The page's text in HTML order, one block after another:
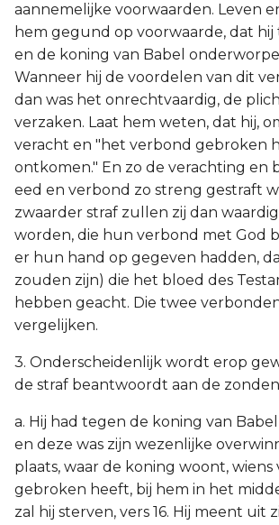
aannemelijke voorwaarden. Leven
hem gegund op voorwaarde, dat
en de koning van Babel
Wanneer hij de voordelen van dit
dan was het onrechtvaardig, de
verzaken. Laat hem weten, dat hij,
veracht en "het verbond gebroken
ontkomen." En zo de verachting en
eed en verbond zo streng gestraft
zwaarder straf zullen zij dan
worden, die hun verbond met God
er hun hand op gegeven hadden,
zouden zijn) die het bloed des
hebben geacht. Die twee
vergelijken.
3. Onderscheidenlijk wordt erop
de straf beantwoordt aan de
a. Hij had tegen de koning van
en deze was zijn wezenlijke
plaats, waar de koning woont, wiens
gebroken heeft, bij hem in het
zal hij sterven, vers 16. Hij meent uit